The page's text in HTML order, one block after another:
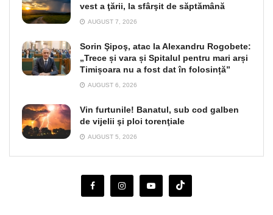
vest a ţării, la sfârşit de săptămână
AUGUST 7, 2026
Sorin Şipoş, atac la Alexandru Rogobete:
„Trece și vara și Spitalul pentru mari arși
Timișoara nu a fost dat în folosință”
AUGUST 6, 2026
Vin furtunile! Banatul, sub cod galben
de vijelii şi ploi torenţiale
AUGUST 5, 2026